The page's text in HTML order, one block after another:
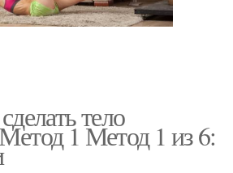
тело
1 Метод 1 из 6: